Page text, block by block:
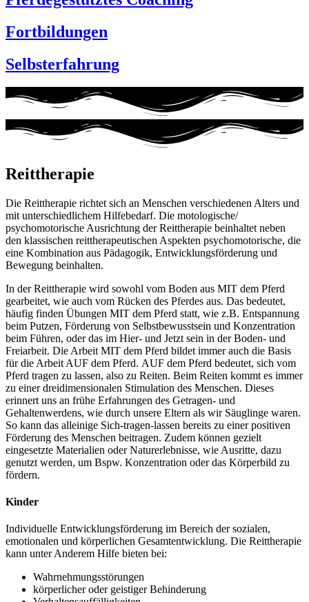
Fortbildungen
Selbsterfahrung
Reittherapie
Die Reittherapie richtet sich an Menschen verschiedenen Alters und
mit unterschiedlichem Hilfebedarf. Die motologische/
psychomotorische Ausrichtung der Reittherapie beinhaltet neben
den klassischen reittherapeutischen Aspekten psychomotorische, die
eine Kombination aus Pädagogik, Entwicklungsförderung und
Bewegung beinhalten.
In der Reittherapie wird sowohl vom Boden aus MIT dem Pferd
gearbeitet, wie auch vom Rücken des Pferdes aus. Das bedeutet,
häufig finden Übungen MIT dem Pferd statt, wie z.B. Entspannung
beim Putzen, Förderung von Selbstbewusstsein und Konzentration
beim Führen, oder das im Hier- und Jetzt sein in der Boden- und
Freiarbeit. Die Arbeit MIT dem Pferd bildet immer auch die Basis
für die Arbeit AUF dem Pferd. AUF dem Pferd bedeutet, sich vom
Pferd tragen zu lassen, also zu Reiten. Beim Reiten kommt es immer
zu einer dreidimensionalen Stimulation des Menschen. Dieses
erinnert uns an frühe Erfahrungen des Getragen- und
Gehaltenwerdens, wie durch unsere Eltern als wir Säuglinge waren.
So kann das alleinige Sich-tragen-lassen bereits zu einer positiven
Förderung des Menschen beitragen. Zudem können gezielt
eingesetzte Materialien oder Naturerlebnisse, wie Ausritte, dazu
genutzt werden, um Bspw. Konzentration oder das Körperbild zu
fördern.
Kinder
Individuelle Entwicklungsförderung im Bereich der sozialen,
emotionalen und körperlichen Gesamtentwicklung. Die Reittherapie
kann unter Anderem Hilfe bieten bei:
Wahrnehmungsstörungen
körperlicher oder geistiger Behinderung